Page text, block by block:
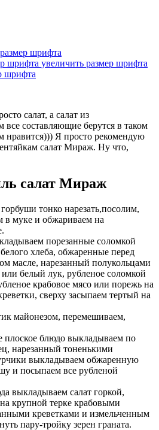
шрифта
увеличить размер шрифта
салат, а салат из
все составляющие берутся в таком
нравится))) Я просто рекомендую
салат Мираж. Ну что,
салат Мираж
тонко нарезать,посолим,
в муке и обжариваем на
порезанные соломкой
хлеба, обжаренные перед
масле, нарезанный полукольцами
белый лук, рубленое соломкой
крабовое мясо или порежь на
сверху засыпаем тертый на
майонезом, перемешиваем,
плоское блюдо выкладываем по
нарезанный тоненькими
выкладываем обжаренную
и посыпаем все рубленой
выкладываем салат горкой,
крупной терке крабовыми
креветками и измельченным
пару-тройку зерен граната.